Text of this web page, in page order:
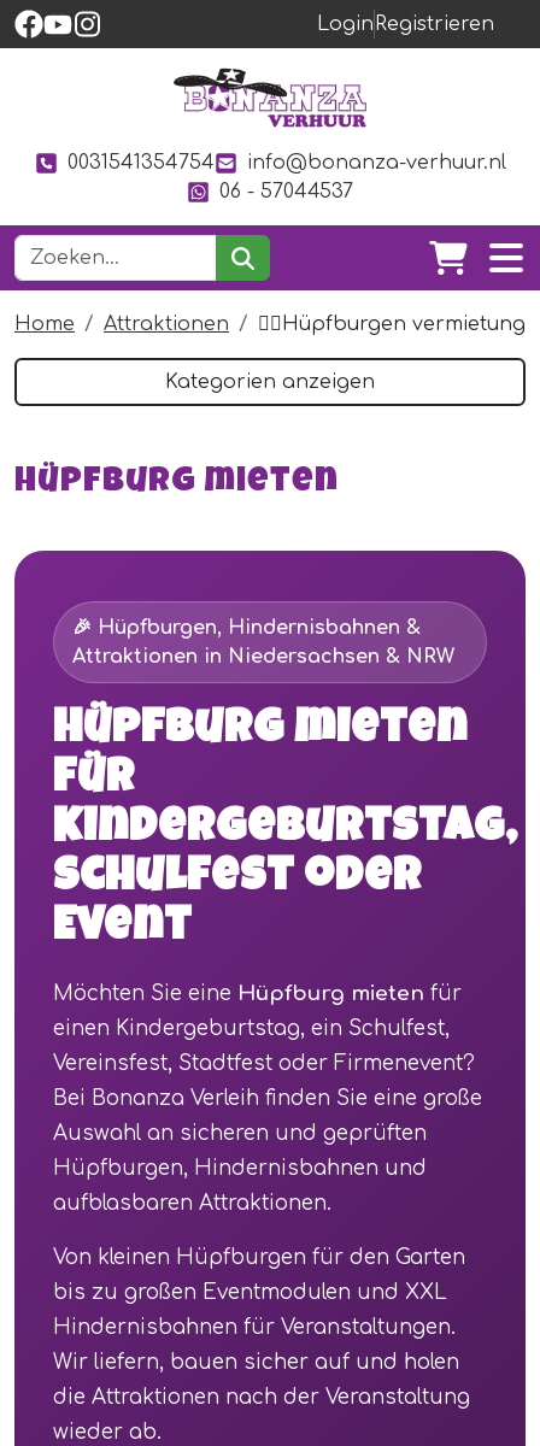
Login Registrieren
0031541354754
info@bonanza-verhuur.nl
06 - 57044537
Home Attraktionen 🤸‍♀️Hüpfburgen vermietung
Kategorien anzeigen
Hüpfburg mieten
🎉 Hüpfburgen, Hindernisbahnen &
Attraktionen in Niedersachsen & NRW
Hüpfburg mieten
für
Kindergeburtstag,
Schulfest oder
Event
Möchten Sie eine Hüpfburg mieten für
einen Kindergeburtstag, ein Schulfest,
Vereinsfest, Stadtfest oder Firmenevent?
Bei Bonanza Verleih finden Sie eine große
Auswahl an sicheren und geprüften
Hüpfburgen, Hindernisbahnen und
aufblasbaren Attraktionen.
Von kleinen Hüpfburgen für den Garten
bis zu großen Eventmodulen und XXL
Hindernisbahnen für Veranstaltungen.
Wir liefern, bauen sicher auf und holen
die Attraktionen nach der Veranstaltung
wieder ab.